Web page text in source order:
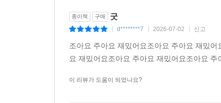
종이책 구매 굿
| d********7 | 2026-07-02 | 신고
조아요 주아요 재밌어요조아요 주아요 재밌